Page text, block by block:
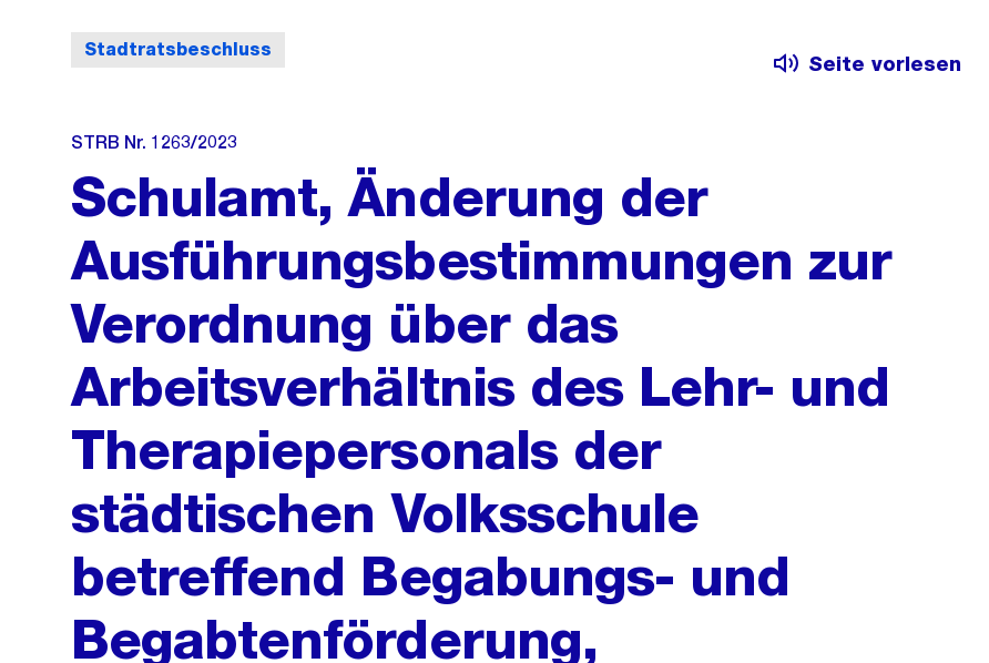
Stadtratsbeschluss
Seite vorlesen
STRB Nr. 1263/2023
Schulamt, Änderung der
Ausführungsbestimmungen zur
Verordnung über das
Arbeitsverhältnis des Lehr- und
Therapiepersonals der
städtischen Volksschule
betreffend Begabungs- und
Begabtenförderung,